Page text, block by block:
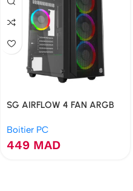
SG AIRFLOW 4 FAN ARGB
Boitier PC
449 MAD